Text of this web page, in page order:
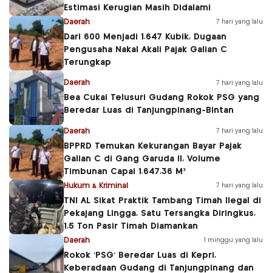
Estimasi Kerugian Masih Didalami
Daerah 7 hari yang lalu
Dari 600 Menjadi 1.647 Kubik, Dugaan
Pengusaha Nakal Akali Pajak Galian C
Terungkap
Daerah 7 hari yang lalu
Bea Cukai Telusuri Gudang Rokok PSG yang
Beredar Luas di Tanjungpinang-Bintan
Daerah 7 hari yang lalu
BPPRD Temukan Kekurangan Bayar Pajak
Galian C di Gang Garuda II, Volume
Timbunan Capai 1.647,36 M³
Hukum & Kriminal 7 hari yang lalu
TNI AL Sikat Praktik Tambang Timah Ilegal di
Pekajang Lingga, Satu Tersangka Diringkus,
1,5 Ton Pasir Timah Diamankan
Daerah 1 minggu yang lalu
Rokok ‘PSG’ Beredar Luas di Kepri,
Keberadaan Gudang di Tanjungpinang dan